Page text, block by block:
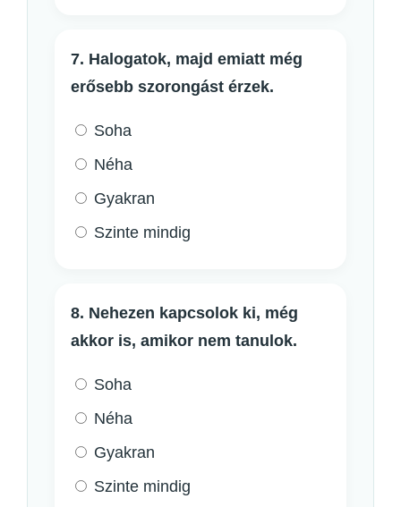
7. Halogatok, majd emiatt még
erősebb szorongást érzek.
Soha
Néha
Gyakran
Szinte mindig
8. Nehezen kapcsolok ki, még
akkor is, amikor nem tanulok.
Soha
Néha
Gyakran
Szinte mindig